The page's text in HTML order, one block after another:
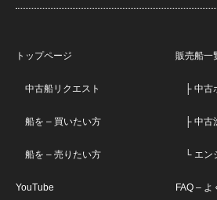
トップページ
中古船リクエスト
船を – 買いたい方
船を – 売りたい方
YouTube
販売船一
├ 中古
├ 中古
└ エン
FAQ – よ